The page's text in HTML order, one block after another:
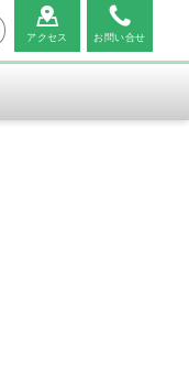
アクセス お問い合せ